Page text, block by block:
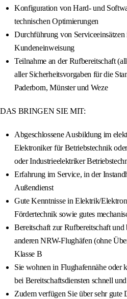
Konfiguration von Hard- und
technischen Optimierungen
Durchführung von
Kundeneinweisung
Teilnahme an der Rufbereitschaft
aller Sicherheitsvorgaben für die
Paderborn, Münster und Weze
DAS BRINGEN SIE MIT:
Abgeschlossene Ausbildung im
Elektroniker für Betriebstechnik
oder Industrieelektriker
Erfahrung im Service, in der
Außendienst
Gute Kenntnisse in Elektrik/
Fördertechnik sowie gutes
Bereitschaft zur Rufbereitschaft und
anderen NRW-Flughäfen (ohne
Klasse B
Sie wohnen in Flughafennähe
bei Bereitschaftsdiensten schnell
Zudem verfügen Sie über sehr gute